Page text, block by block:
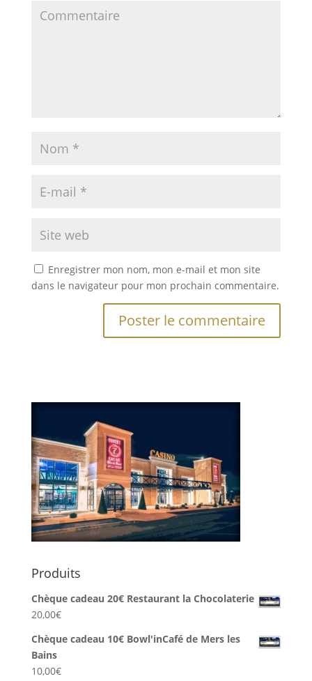
Enregistrer mon nom, mon e-mail et mon site
dans le navigateur pour mon prochain commentaire.
Produits
Chèque cadeau 20€ Restaurant la Chocolaterie
20,00€
Chèque cadeau 10€ Bowl'inCafé de Mers les
Bains
10,00€